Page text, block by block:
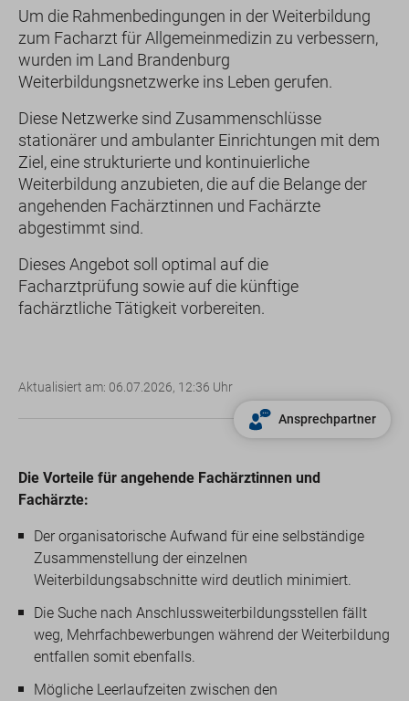
Um die Rahmenbedingungen in der Weiterbildung
zum Facharzt für Allgemeinmedizin zu verbessern,
wurden im Land Brandenburg
Weiterbildungsnetzwerke ins Leben gerufen.
Diese Netzwerke sind Zusammenschlüsse
stationärer und ambulanter Einrichtungen mit dem
Ziel, eine strukturierte und kontinuierliche
Weiterbildung anzubieten, die auf die Belange der
angehenden Fachärztinnen und Fachärzte
abgestimmt sind.
Dieses Angebot soll optimal auf die
Facharztprüfung sowie auf die künftige
fachärztliche Tätigkeit vorbereiten.
Aktualisiert am: 06.07.2026, 12:36 Uhr
Ansprechpartner
Die Vorteile für angehende Fachärztinnen und
Fachärzte:
Der organisatorische Aufwand für eine selbständige
Zusammenstellung der einzelnen
Weiterbildungsabschnitte wird deutlich minimiert.
Die Suche nach Anschlussweiterbildungsstellen fällt
weg, Mehrfachbewerbungen während der Weiterbildung
entfallen somit ebenfalls.
Mögliche Leerlaufzeiten zwischen den